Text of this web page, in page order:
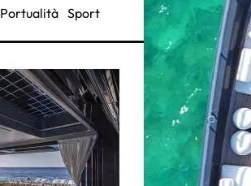
Portualità Sport